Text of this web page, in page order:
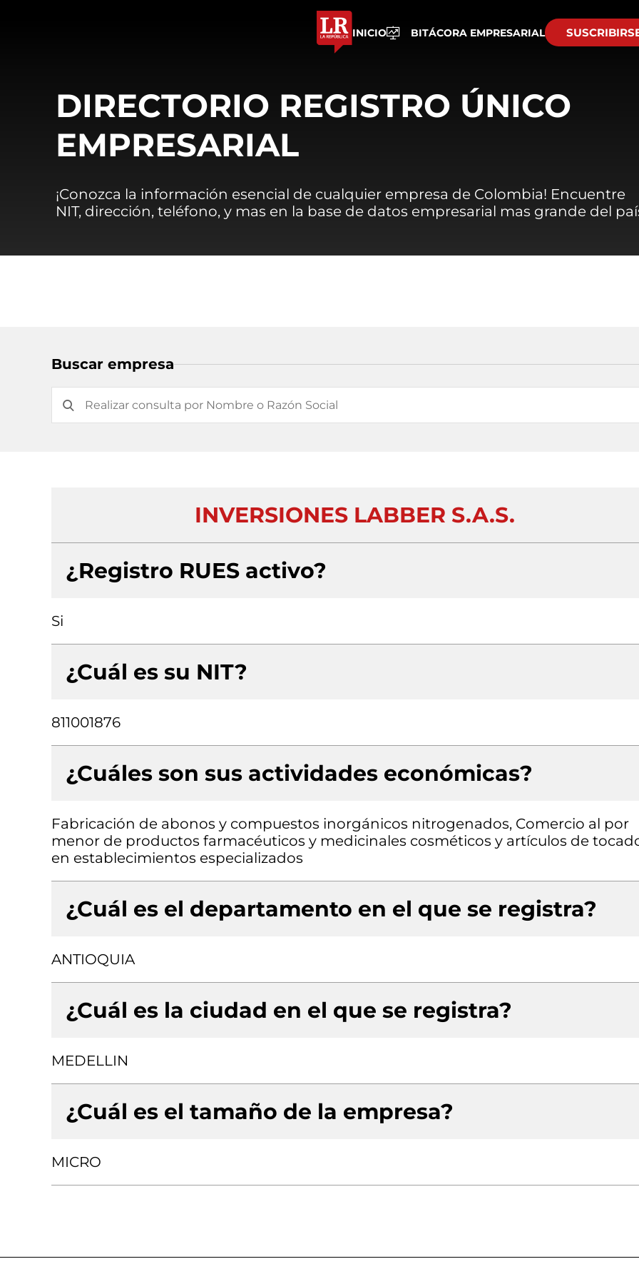
INICIO BITÁCORA EMPRESARIAL
DIRECTORIO REGISTRO ÚNICO
EMPRESARIAL
¡Conozca la información esencial de cualquier empresa de Colombia! Encuentre
NIT, dirección, teléfono, y mas en la base de datos empresarial mas grande del
Buscar empresa
INVERSIONES LABBER S.A.S.
¿Registro RUES activo?
Si
¿Cuál es su NIT?
811001876
¿Cuáles son sus actividades económicas?
Fabricación de abonos y compuestos inorgánicos nitrogenados, Comercio al por
menor de productos farmacéuticos y medicinales cosméticos y artículos de
en establecimientos especializados
¿Cuál es el departamento en el que se registra?
ANTIOQUIA
¿Cuál es la ciudad en el que se registra?
MEDELLIN
¿Cuál es el tamaño de la empresa?
MICRO